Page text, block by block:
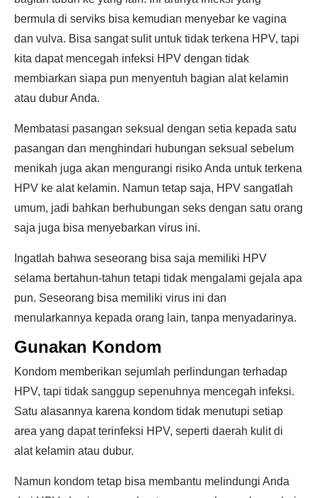
bermula di serviks bisa kemudian menyebar ke vagina
dan vulva. Bisa sangat sulit untuk tidak terkena HPV, tapi
kita dapat mencegah infeksi HPV dengan tidak
membiarkan siapa pun menyentuh bagian alat kelamin
atau dubur Anda.
Membatasi pasangan seksual dengan setia kepada satu
pasangan dan menghindari hubungan seksual sebelum
menikah juga akan mengurangi risiko Anda untuk terkena
HPV ke alat kelamin. Namun tetap saja, HPV sangatlah
umum, jadi bahkan berhubungan seks dengan satu orang
saja juga bisa menyebarkan virus ini.
Ingatlah bahwa seseorang bisa saja memiliki HPV
selama bertahun-tahun tetapi tidak mengalami gejala apa
pun. Seseorang bisa memiliki virus ini dan
menularkannya kepada orang lain, tanpa menyadarinya.
Gunakan Kondom
Kondom memberikan sejumlah perlindungan terhadap
HPV, tapi tidak sanggup sepenuhnya mencegah infeksi.
Satu alasannya karena kondom tidak menutupi setiap
area yang dapat terinfeksi HPV, seperti daerah kulit di
alat kelamin atau dubur.
Namun kondom tetap bisa membantu melindungi Anda